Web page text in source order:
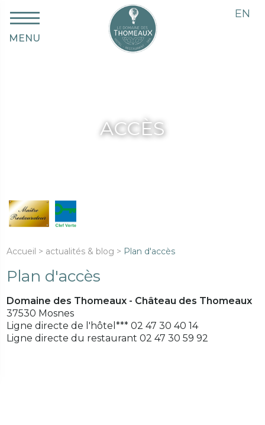
MENU
EN
ACCÈS
Accueil > actualités & blog > Plan d'accès
Plan d'accès
Domaine des Thomeaux - Château des Thomeaux
37530 Mosnes
Ligne directe de l'hôtel*** 02 47 30 40 14
Ligne directe du restaurant 02 47 30 59 92